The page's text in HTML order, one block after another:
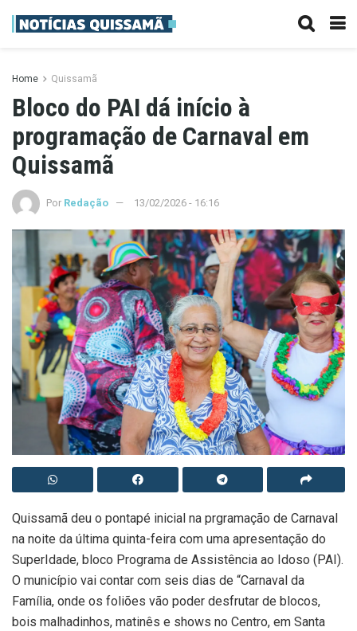
Home Quissamã
Bloco do PAI dá início à
programação de Carnaval em
Quissamã
Por Redação 13/02/2026 - 16:16
Quissamã deu o pontapé inicial na prgramação de Carnaval
na noite da última quinta-feira com uma apresentação do
SuperIdade, bloco Programa de Assistência ao Idoso (PAI).
O município vai contar com seis dias de “Carnaval da
Família, onde os foliões vão poder desfrutar de blocos,
bois malhadinhos, matinês e shows no Centro, em Santa